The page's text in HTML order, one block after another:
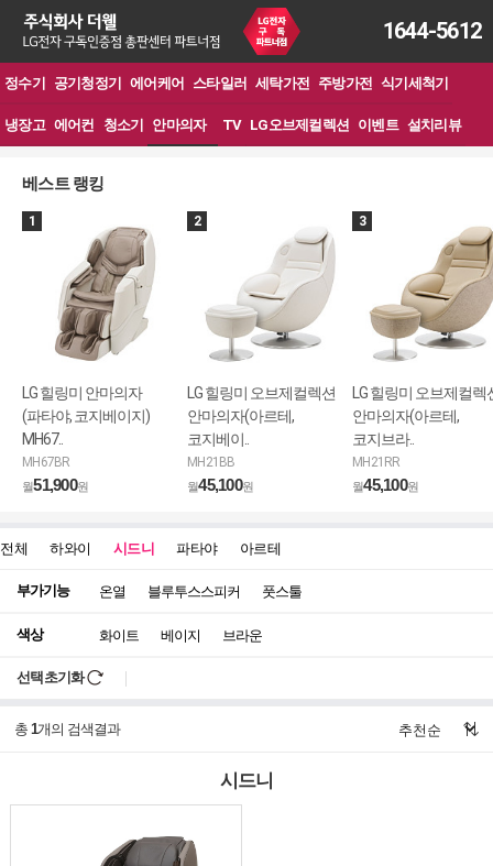
1644-5612
정수기 공기청정기 에어케어 스타일러 세탁가전 주방가전 식기세척기
냉장고 에어컨 청소기 안마의자 TV LG오브제컬렉션 이벤트 설치리뷰
베스트 랭킹
1
LG 힐링미 안마의자
(파타야, 코지베이지)
MH67..
MH67BR
월51,900원
2
LG 힐링미 오브제컬렉션
안마의자(아르테,
코지베이..
MH21BB
월45,100원
3
LG 힐링미 오브제컬렉
안마의자(아르테,
코지브라..
MH21RR
월45,100원
전체 하와이 시드니 파타야 아르테
부가기능 온열 블루투스스피커 풋스툴
색상 화이트 베이지 브라운
선택초기화
총 1개의 검색결과
시드니